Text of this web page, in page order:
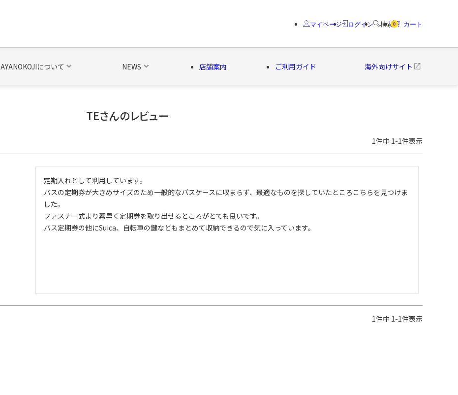
マイページ ログイン 検索 0 カート
AYANOKOJIについて NEWS 店舗案内 ご利用ガイド 海外向けサイト
ベルト・関連商品 新商品 シーズン品
TEさんのレビュー
1件中 1-1件表示
定期入れとして利用しています。
バスの定期券が大きめサイズのため一般的なパスケースに収まらず、最適なものを探していたところこちらを見つけま
した。
ファスナー式より素早く定期券を取り出せるところがとても良いです。
バス定期券の他にSuica、自転車の鍵などもまとめて収納できるので気に入っています。
1件中 1-1件表示